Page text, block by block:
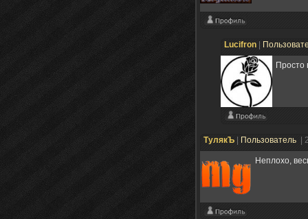
Lucifron
Просто
ТулякЪ Пользователь |
Неплохо,